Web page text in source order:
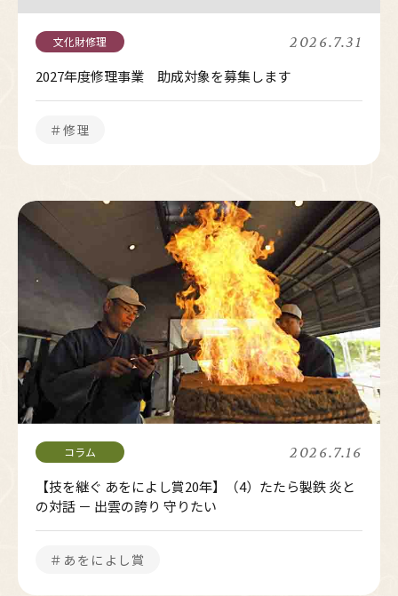
2026.7.31
2027年度修理事業 助成対象を募集します
＃修理
2026.7.16
【技を継ぐ あをによし賞20年】（4）たたら製鉄 炎と
の対話 － 出雲の誇り 守りたい
＃あをによし賞